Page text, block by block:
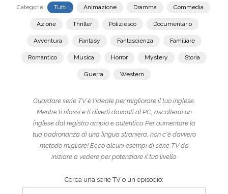
Categorie: Tutti Animazione Dramma Commedia
Azione Thriller Poliziesco Documentario
Avventura Fantasy Fantascienza Familiare
Romantico Musica Horror Mystery Storia
Guerra Western
Guardare serie TV è l'ideale per migliorare il tuo inglese.
Mentre ti rilassi e ti diverti davanti al PC, ascolterai un
inglese dal registro ampio e autentico. Per aumentare la
tua padronanza di una lingua straniera, non c'è davvero
metodo migliore! Ecco alcuni esempi di serie TV da
iniziare a vedere per potenziare il tuo livello.
Cerca una serie TV o un episodio: